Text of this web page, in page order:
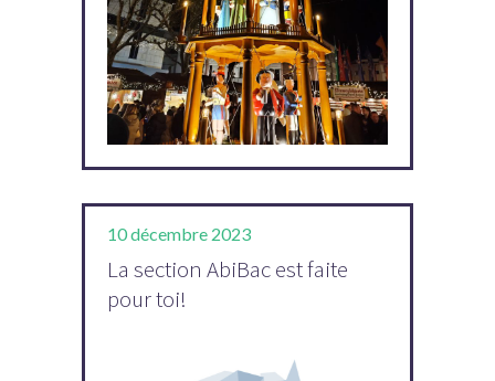
10 décembre 2023
La section AbiBac est faite
pour toi!